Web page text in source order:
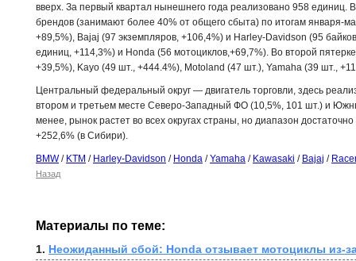
вверх. За первый квартал нынешнего года реализовано 958 единиц.
брендов (занимают более 40% от общего сбыта) по итогам января-
+89,5%), Bajaj (97 экземпляров, +106,4%) и Harley-Davidson (95
единиц, +114,3%) и Honda (56 мотоциклов,+69,7%). Во второй
+39,5%), Kayo (49 шт., +444.4%), Motoland (47 шт.), Yamaha (39 шт.,
Центральный федеральный округ — двигатель торговли, здесь
втором и третьем месте Северо-Западный ФО (10,5%, 101 шт.) и
менее, рынок растет во всех округах страны, но диапазон
+252,6% (в Сибири).
BMW/ KTM / Harley-Davidson / Honda /Yamaha / Kawasaki / Bajaj /
Назад
Материалы по теме:
1. Неожиданный сбой: Honda отзывает мотоциклы из-